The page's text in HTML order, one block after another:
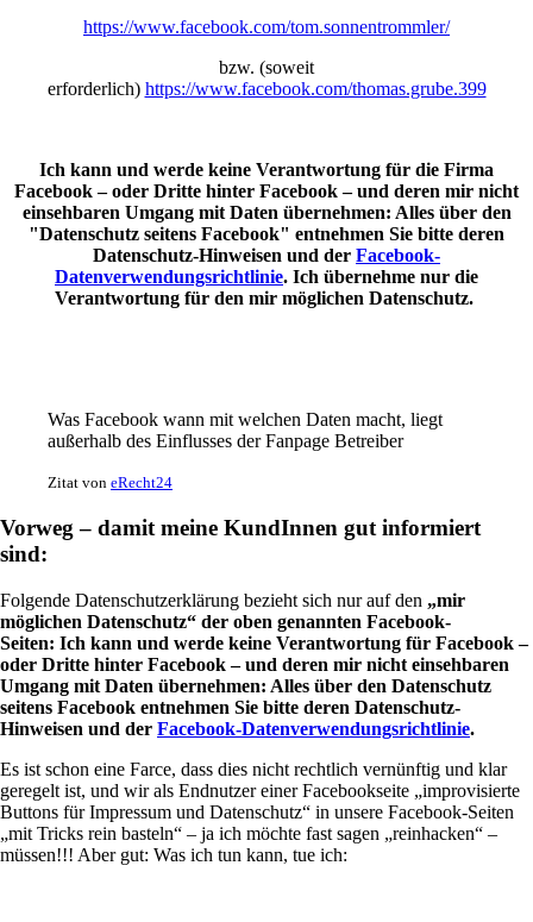
https://www.facebook.com/tom.sonnentrommler/
bzw. (soweit
erforderlich) https://www.facebook.com/thomas.grube.399
Ich kann und werde keine Verantwortung für die Firma
Facebook – oder Dritte hinter Facebook – und deren mir nicht
einsehbaren Umgang mit Daten übernehmen: Alles über den
"Datenschutz seitens Facebook" entnehmen Sie bitte deren
Datenschutz-Hinweisen und der Facebook-
Datenverwendungsrichtlinie. Ich übernehme nur die
Verantwortung für den mir möglichen Datenschutz.
Was Facebook wann mit welchen Daten macht, liegt
außerhalb des Einflusses der Fanpage Betreiber
Zitat von eRecht24
Vorweg – damit meine KundInnen gut informiert
sind:
Folgende Datenschutzerklärung bezieht sich nur auf den „mir
möglichen Datenschutz“ der oben genannten Facebook-
Seiten: Ich kann und werde keine Verantwortung für Facebook –
oder Dritte hinter Facebook – und deren mir nicht einsehbaren
Umgang mit Daten übernehmen: Alles über den Datenschutz
seitens Facebook entnehmen Sie bitte deren Datenschutz-
Hinweisen und der Facebook-Datenverwendungsrichtlinie.
Es ist schon eine Farce, dass dies nicht rechtlich vernünftig und klar
geregelt ist, und wir als Endnutzer einer Facebookseite „improvisierte
Buttons für Impressum und Datenschutz“ in unsere Facebook-Seiten
„mit Tricks rein basteln“ – ja ich möchte fast sagen „reinhacken“ –
müssen!!! Aber gut: Was ich tun kann, tue ich: